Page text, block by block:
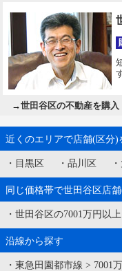
→世田谷区の不動産を購
近くのエリアで店舗(区分)
・ 目黒区 ・ 品川区 ・
同じ価格帯で世田谷区店
・ 世田谷区の7001万円以
沿線から探す
・ 東急田園都市線 > 7001